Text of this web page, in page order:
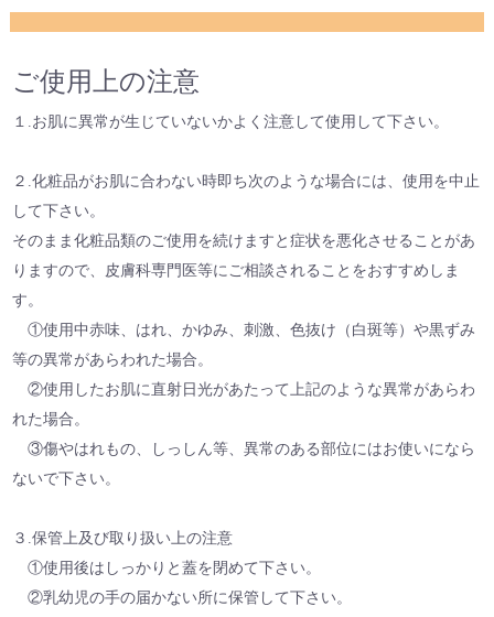
ご使用上の注意
１.お肌に異常が生じていないかよく注意して使用して下さい。
２.化粧品がお肌に合わない時即ち次のような場合には、使用を中止
して下さい。
そのまま化粧品類のご使用を続けますと症状を悪化させることがあ
りますので、皮膚科専門医等にご相談されることをおすすめしま
す。
①使用中赤味、はれ、かゆみ、刺激、色抜け（白斑等）や黒ずみ
等の異常があらわれた場合。
②使用したお肌に直射日光があたって上記のような異常があらわ
れた場合。
③傷やはれもの、しっしん等、異常のある部位にはお使いになら
ないで下さい。
３.保管上及び取り扱い上の注意
①使用後はしっかりと蓋を閉めて下さい。
②乳幼児の手の届かない所に保管して下さい。